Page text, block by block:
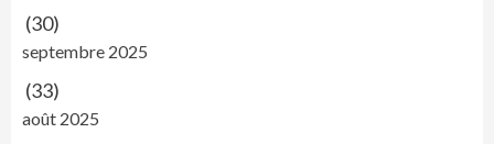
(30)
septembre 2025
(33)
août 2025